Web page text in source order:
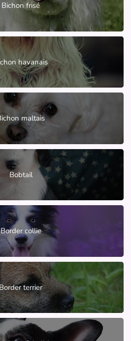
Bichon frisé
havanais
maltais
Bobtail
Border collie
terrier